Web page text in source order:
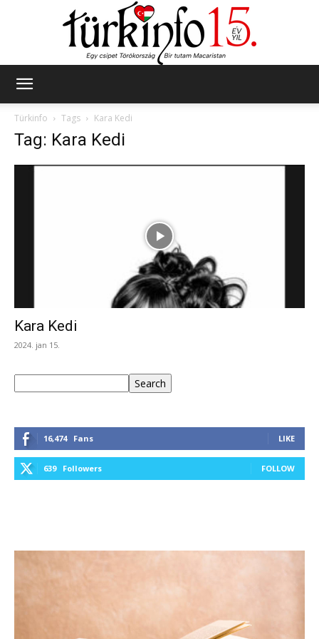
Türkinfo
Tags Kara Kedi
Tag: Kara Kedi
Kara Kedi
2024. jan 15.
Search
16,474 Fans LIKE
639 Followers FOLLOW